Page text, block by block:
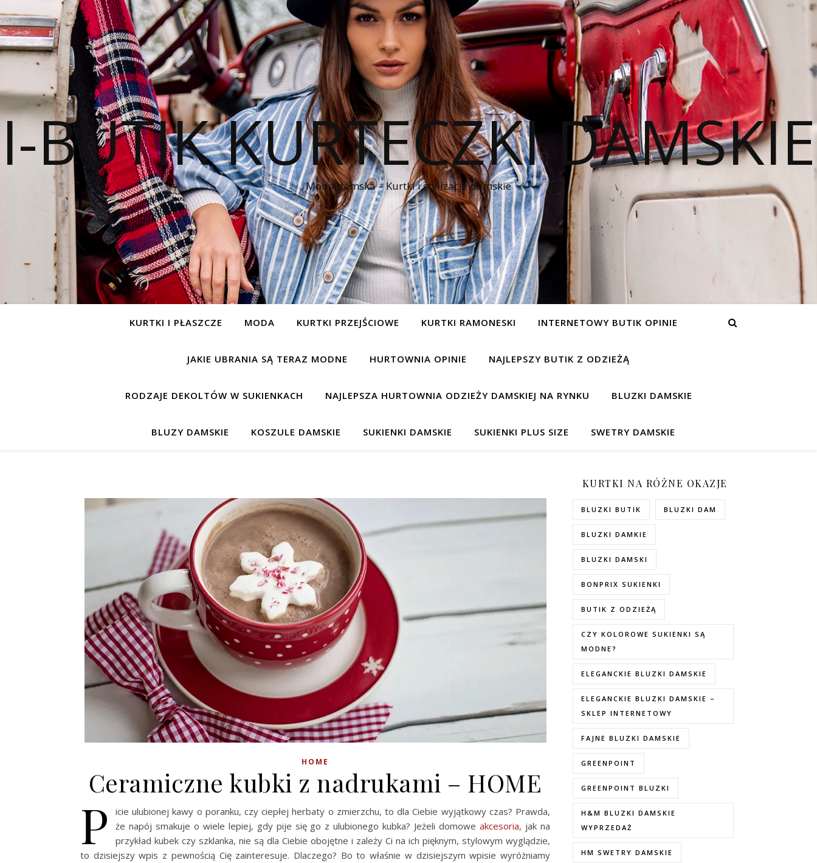
I-BUTIK KURTECZKI DAMSKIE
Moda damska – Kurtki i stylizacje damskie
KURTKI I PŁASZCZE MODA KURTKI PRZEJŚCIOWE KURTKI RAMONESKI INTERNETOWY BUTIK OPINIE
JAKIE UBRANIA SĄ TERAZ MODNE HURTOWNIA OPINIE NAJLEPSZY BUTIK Z ODZIEŻĄ
RODZAJE DEKOLTÓW W SUKIENKACH NAJLEPSZA HURTOWNIA ODZIEŻY DAMSKIEJ NA RYNKU BLUZKI DAMSKIE
BLUZY DAMSKIE KOSZULE DAMSKIE SUKIENKI DAMSKIE SUKIENKI PLUS SIZE SWETRY DAMSKIE
HOME
Ceramiczne kubki z nadrukami – HOME
P
icie ulubionej kawy o poranku, czy ciepłej herbaty o zmierzchu, to dla Ciebie wyjątkowy czas? Prawda,
że napój smakuje o wiele lepiej, gdy pije się go z ulubionego kubka? Jeżeli domoweakcesoria, jak na
przykład kubek czy szklanka, nie są dla Ciebie obojętne i zależy Ci na ich pięknym, stylowym wyglądzie,
to dzisiejszy wpis z pewnością Cię zainteresuje. Dlaczego? Bo to właśnie w dzisiejszym wpisie wyróżniamy
KURTKI NA RÓŻNE OKAZJE
BLUZKI BUTIK BLUZKI DAM
BLUZKI DAMKIE
BLUZKI DAMSKI
BONPRIX SUKIENKI
BUTIK Z ODZIEŻĄ
CZY KOLOROWE SUKIENKI SĄ
MODNE?
ELEGANCKIE BLUZKI DAMSKIE
ELEGANCKIE BLUZKI DAMSKIE –
SKLEP INTERNETOWY
FAJNE BLUZKI DAMSKIE
GREENPOINT
GREENPOINT BLUZKI
H&M BLUZKI DAMSKIE
WYPRZEDAŻ
HM SWETRY DAMSKIE